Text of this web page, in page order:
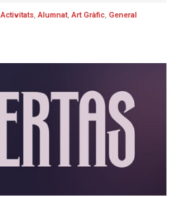
Activitats,Alumnat,Art Gràfic, General